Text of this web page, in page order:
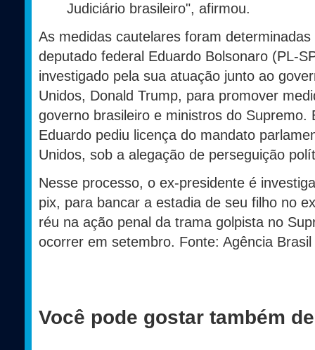
Judiciário brasileiro", afirmou.
As medidas cautelares foram
deputado federal Eduardo Bolsonaro (PL-
investigado pela sua atuação junto ao
Unidos, Donald Trump, para promover
governo brasileiro e ministros do Supremo.
Eduardo pediu licença do mandato
Unidos, sob a alegação de perseguição
Nesse processo, o ex-presidente é
pix, para bancar a estadia de seu filho no
réu na ação penal da trama golpista no
ocorrer em setembro. Fonte: Agência Brasil
Você pode gostar também